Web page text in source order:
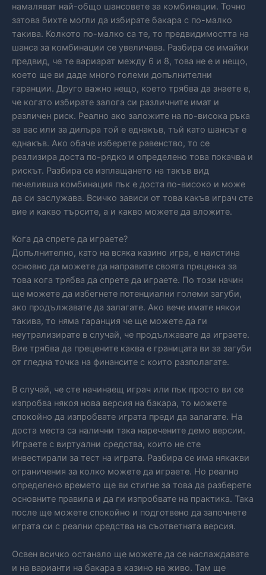
намаляват най-общо шансовете за комбинации. Точно
затова бихте могли да избирате бакара с по-малко
такива. Колкото по-малко са те, то предвидимостта на
шанса за комбинации се увеличава. Разбира се имайки
предвид, че те вариарат между 6 и 8, това не е и нещо,
което ще ви даде много големи допълнителни
гаранции. Друго важно нещо, което трябва да знаете е,
че когато избирате залога си различните имат и
различен риск. Реално ако заложите на по-висока ръка
за вас или за дилъра той е еднакъв, тъй като шансът е
еднакъв. Ако обаче изберете равенство, то се
реализира доста по-рядко и определено това покачва и
рискът. Разбира се изплащането на такъв вид
печеливша комбинация пък е доста по-високо и може
да си заслужава. Всичко зависи от това какъв играч сте
вие и какво търсите, а и какво можете да вложите.
Кога да спрете да играете?
Допълнително, като на всяка казино игра, е наистина
основно да можете да направите своята преценка за
това кога трябва да спрете да играете. По този начин
ще можете да избегнете потенциални големи загуби,
ако продължавате да залагате. Ако вече имате някои
такива, то няма гаранция че ще можете да ги
неутрализирате в случай, че продължавате да играете.
Вие трябва да прецените каква е границата ви за загуби
от гледна точка на финансите с които разполагате.
В случай, че сте начинаещ играч или пък просто ви се
изпробва някоя нова версия на бакара, то можете
спокойно да изпробвате играта преди да залагате. На
доста места са налични така наречените демо версии.
Играете с виртуални средства, които не сте
инвестирали за тест на играта. Разбира се има някакви
ограничения за колко можете да играете. Но реално
определено времето ще ви стигне за това да разберете
основните правила и да ги изпробвате на практика. Така
после ще можете спокойно и подготвено да започнете
играта си с реални средства на съответната версия.
Освен всичко останало ще можете да се наслаждавате
и на варианти на бакара в казино на живо. Там ще